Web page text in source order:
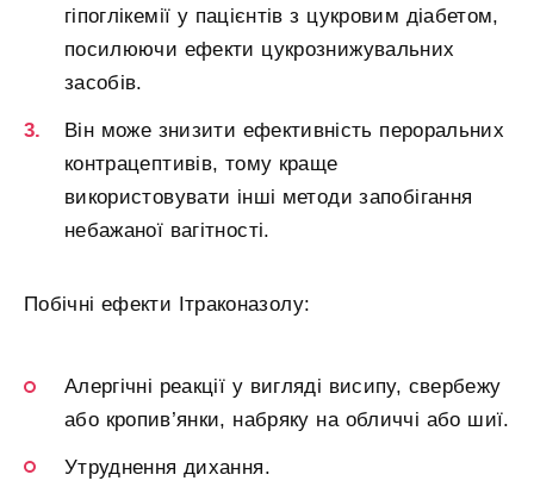
гіпоглікемії у пацієнтів з цукровим діабетом,
посилюючи ефекти цукрознижувальних
засобів.
Він може знизити ефективність пероральних
контрацептивів, тому краще
використовувати інші методи запобігання
небажаної вагітності.
Побічні ефекти Ітраконазолу:
Алергічні реакції у вигляді висипу, свербежу
або кропив’янки, набряку на обличчі або шиї.
Утруднення дихання.